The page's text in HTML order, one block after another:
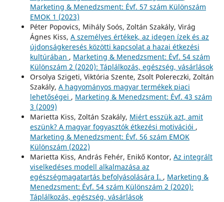
Marketing & Menedzsment: Évf. 57 szám Különszám
EMOK 1 (2023)
Péter Popovics, Mihály Soós, Zoltán Szakály, Virág
Ágnes Kiss, A személyes értékek, az idegen ízek és az
újdonságkeresés közötti kapcsolat a hazai étkezési
kultúrában , Marketing & Menedzsment: Évf. 54 szám
Különszám 2 (2020): Táplálkozás, egészség, vásárlások
Orsolya Szigeti, Viktória Szente, Zsolt Polereczki, Zoltán
Szakály, A hagyományos magyar termékek piaci
lehetőségei , Marketing & Menedzsment: Évf. 43 szám
3 (2009)
Marietta Kiss, Zoltán Szakály, Miért esszük azt, amit
eszünk? A magyar fogyasztók étkezési motivációi ,
Marketing & Menedzsment: Évf. 56 szám EMOK
Különszám (2022)
Marietta Kiss, András Fehér, Enikő Kontor, Az integrált
viselkedéses modell alkalmazása az
egészségmagatartás befolyásolására I. , Marketing &
Menedzsment: Évf. 54 szám Különszám 2 (2020):
Táplálkozás, egészség, vásárlások